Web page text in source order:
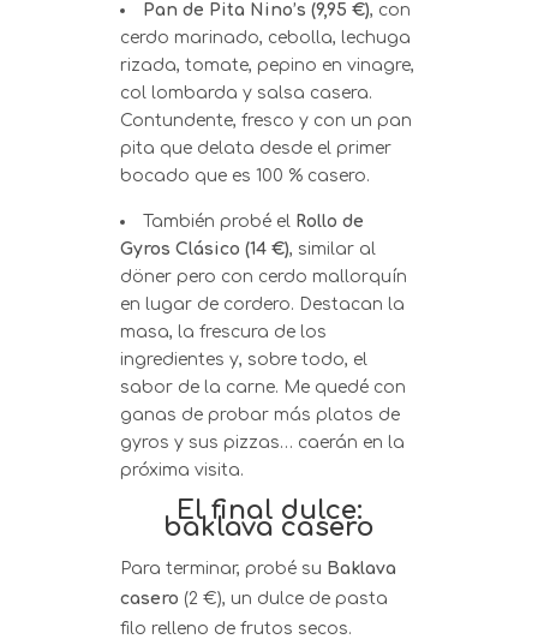
Pan de Pita Nino’s (9,95 €), con
cerdo marinado, cebolla, lechuga
rizada, tomate, pepino en vinagre,
col lombarda y salsa casera.
Contundente, fresco y con un pan
pita que delata desde el primer
bocado que es 100 % casero.
También probé el Rollo de
Gyros Clásico (14 €), similar al
döner pero con cerdo mallorquín
en lugar de cordero. Destacan la
masa, la frescura de los
ingredientes y, sobre todo, el
sabor de la carne. Me quedé con
ganas de probar más platos de
gyros y sus pizzas… caerán en la
próxima visita.
El final dulce:
baklava casero
Para terminar, probé su Baklava
casero (2 €), un dulce de pasta
filo relleno de frutos secos.